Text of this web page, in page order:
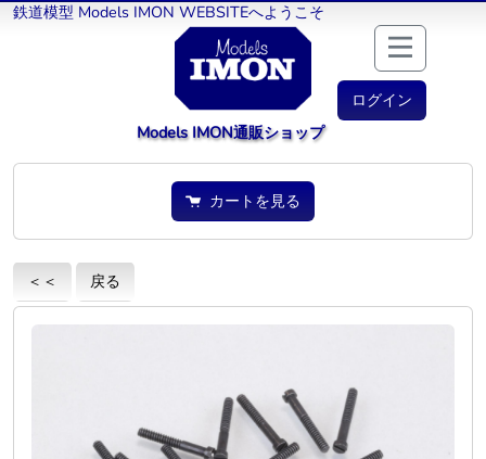
鉄道模型 Models IMON WEBSITEへようこそ
ログイン
Models IMON通販ショップ
カートを見る
＜＜ 戻る